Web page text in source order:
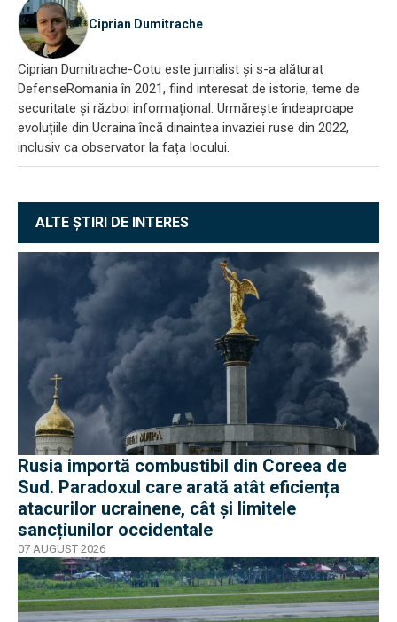
Ciprian Dumitrache
Ciprian Dumitrache-Cotu este jurnalist și s-a alăturat
DefenseRomania în 2021, fiind interesat de istorie, teme de
securitate și război informațional. Urmărește îndeaproape
evoluțiile din Ucraina încă dinaintea invaziei ruse din 2022,
inclusiv ca observator la fața locului.
ALTE ȘTIRI DE INTERES
Rusia importă combustibil din Coreea de
Sud. Paradoxul care arată atât eficiența
atacurilor ucrainene, cât și limitele
sancțiunilor occidentale
07 AUGUST 2026